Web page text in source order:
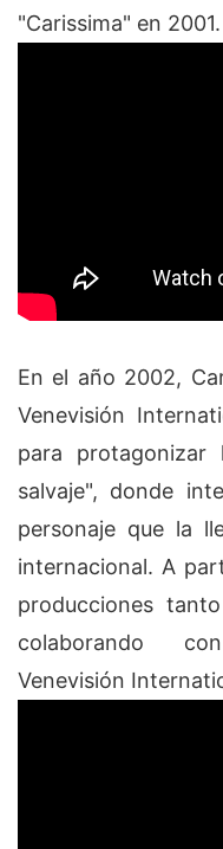
"Carissima" en 2001.
En el año 2002,
Venevisión
para protagonizar
salvaje", donde
personaje que la
internacional. A
producciones
colaborando
Venevisión